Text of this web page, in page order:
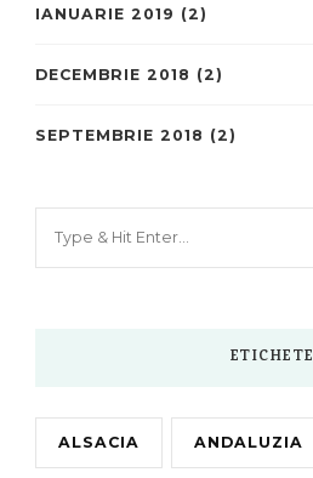
IANUARIE 2019 (2)
DECEMBRIE 2018 (2)
SEPTEMBRIE 2018 (2)
ETICHETE
ALSACIA ANDALUZIA